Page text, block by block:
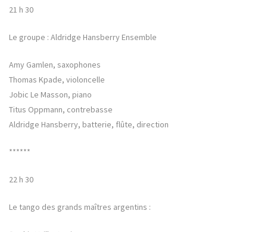
21 h 30
Le groupe : Aldridge Hansberry Ensemble
Amy Gamlen, saxophones
Thomas Kpade, violoncelle
Jobic Le Masson, piano
Titus Oppmann, contrebasse
Aldridge Hansberry, batterie, flûte, direction
******
22 h 30
Le tango des grands maîtres argentins :